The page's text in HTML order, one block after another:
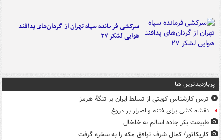
سرکشی فرمانده سپاه تهران از گردان‌های پدافند
هوایی لشکر ۲۷
پربازدیدترین ها
ترس کارشناس کویتی از تسلط ایران بر تنگۀ هرمز
نقشه کشی برای فتنه و اصرار بر دروغ
طبیعت بکر جاده اسالم به خلخال
کاریکاتور/ کمال شرف توافق مکه را به سخره گرفت